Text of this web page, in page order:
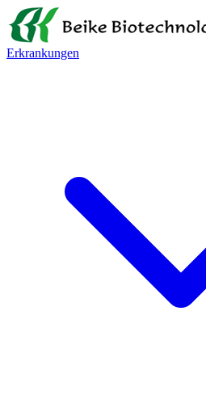
Erkrankungen